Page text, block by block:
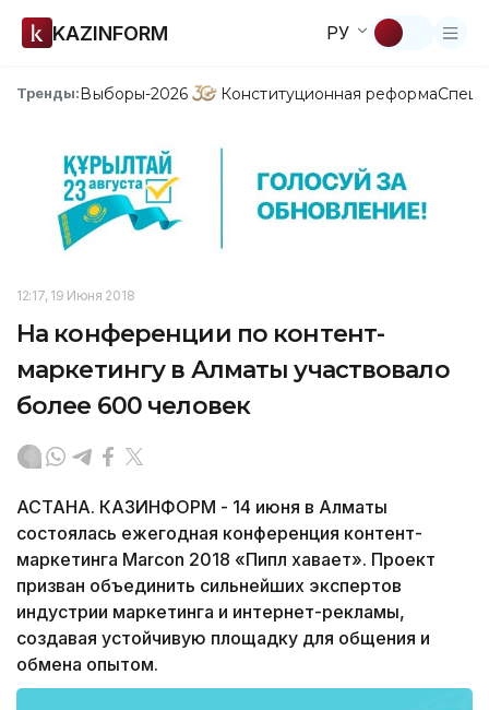
KAZINFORM РУ
Тренды:Выборы-2026 Конституционная реформа
12:17, 19 Июня 2018
На конференции по контент-
маркетингу в Алматы участвовало
более 600 человек
АСТАНА. КАЗИНФОРМ - 14 июня в Алматы
состоялась ежегодная конференция контент-
маркетинга Marcon 2018 «Пипл хавает». Проект
призван объединить сильнейших экспертов
индустрии маркетинга и интернет-рекламы,
создавая устойчивую площадку для общения и
обмена опытом.